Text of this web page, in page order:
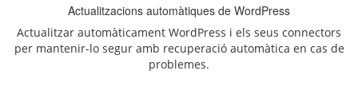
Actualitzacions automàtiques de WordPress
Actualitzar automàticament WordPress i els seus connectors
per mantenir-lo segur amb recuperació automàtica en cas de
problemes.